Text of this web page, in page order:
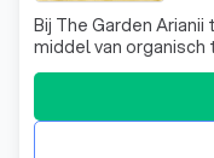
Bij The Garden
middel van organisch
uniek; we kijken
een diepe
esthetiek. Onze
aantrekkelijk, maar